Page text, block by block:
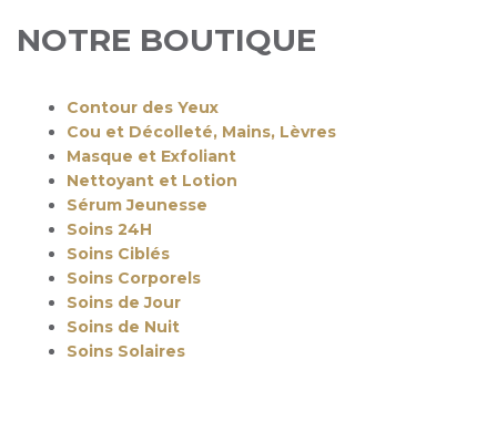
NOTRE BOUTIQUE
Contour des Yeux
Cou et Décolleté, Mains, Lèvres
Masque et Exfoliant
Nettoyant et Lotion
Sérum Jeunesse
Soins 24H
Soins Ciblés
Soins Corporels
Soins de Jour
Soins de Nuit
Soins Solaires